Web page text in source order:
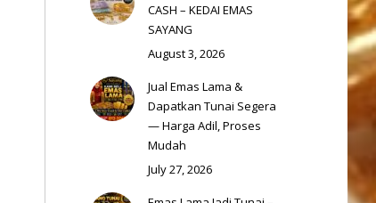
CASH – KEDAI EMAS
SAYANG
August 3, 2026
Jual Emas Lama &
Dapatkan Tunai Segera
— Harga Adil, Proses
Mudah
July 27, 2026